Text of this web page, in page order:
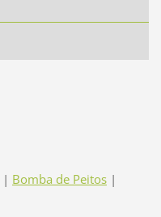
| Bomba de Peitos |